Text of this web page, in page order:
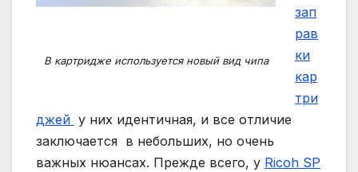
В картридже используется новый вид чипа
зап
рав
ки
кар
три
джей у них идентичная, и все отличие
заключается в небольших, но очень
важных нюансах. Прежде всего, у Ricoh SP